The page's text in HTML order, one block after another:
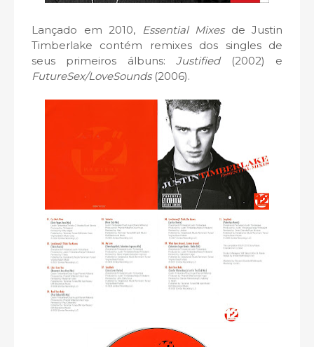
Lançado em 2010, Essential Mixes de Justin
Timberlake contém remixes dos singles de
seus primeiros álbuns:Justified(2002) e
FutureSex/LoveSounds(2006).